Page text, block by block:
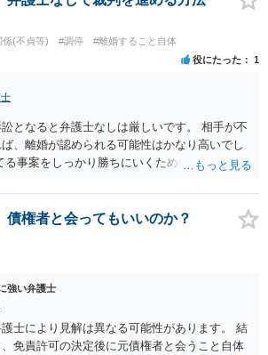
，ゼロかどうかの観点であれば，訴訟に進む
います。そうしますと，お近くの弁護士に相
した方がよいようにも思います。
。合意があれば法的に可能ですが法律で強制
質問６は可能です。質問７は不貞行為の写真
三者撮影の腕組み写真、夫の自白録音まであ
います。ご参考にしてください。
係(不貞等) #調停 #離婚すること自体
役にたった 1
となると弁護士なしは厳しいです。 相手が不
、離婚が認められる可能性はかなり高いでし
る事案をしっかり勝ちにいくためにも弁護士委
債権者と会ってもいいのか？
強い弁護士
士により見解は異なる可能性があります。 結
免責許可の決定後に元債権者と会うこと自体